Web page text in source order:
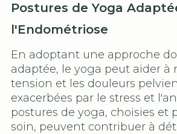
Postures de Yoga
l'Endométriose
En adoptant une approche
adaptée, le yoga peut aider à
tension et les douleurs
exacerbées par le stress et
postures de yoga, choisies et
soin, peuvent contribuer à